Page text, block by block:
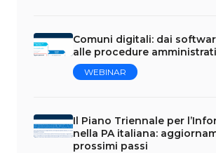
Comuni digitali: dai
alle procedure
WEBINAR
Il Piano Triennale per
nella PA italiana:
prossimi passi